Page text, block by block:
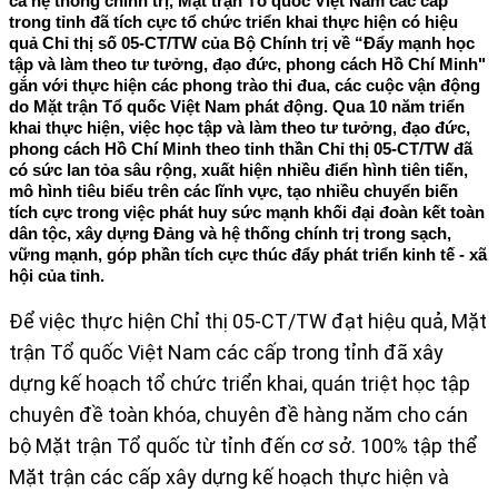
trong tỉnh đã tích cực tổ chức triển khai thực hiện có hiệu
quả Chỉ thị số 05-CT/TW của Bộ Chính trị về “Đẩy mạnh học
tập và làm theo tư tưởng, đạo đức, phong cách Hồ Chí Minh"
gắn với thực hiện các phong trào thi đua, các cuộc vận động
do Mặt trận Tổ quốc Việt Nam phát động. Qua 10 năm triển
khai thực hiện, việc học tập và làm theo tư tưởng, đạo đức,
phong cách Hồ Chí Minh theo tinh thần Chỉ thị 05-CT/TW đã
có sức lan tỏa sâu rộng, xuất hiện nhiều điển hình tiên tiến,
mô hình tiêu biểu trên các lĩnh vực, tạo nhiều chuyển biến
tích cực trong việc phát huy sức mạnh khối đại đoàn kết toàn
dân tộc, xây dựng Đảng và hệ thống chính trị trong sạch,
vững mạnh, góp phần tích cực thúc đẩy phát triển kinh tế - xã
hội của tỉnh.
Để việc thực hiện Chỉ thị 05-CT/TW đạt hiệu quả, Mặt
trận Tổ quốc Việt Nam các cấp trong tỉnh đã xây
dựng kế hoạch tổ chức triển khai, quán triệt học tập
chuyên đề toàn khóa, chuyên đề hàng năm cho cán
bộ Mặt trận Tổ quốc từ tỉnh đến cơ sở. 100% tập thể
Mặt trận các cấp xây dựng kế hoạch thực hiện và